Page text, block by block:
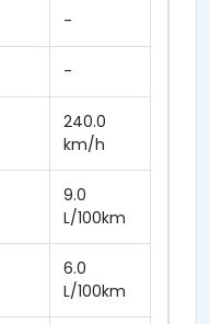
-
-
240.0
km/h
9.0
L/100km
6.0
L/100km